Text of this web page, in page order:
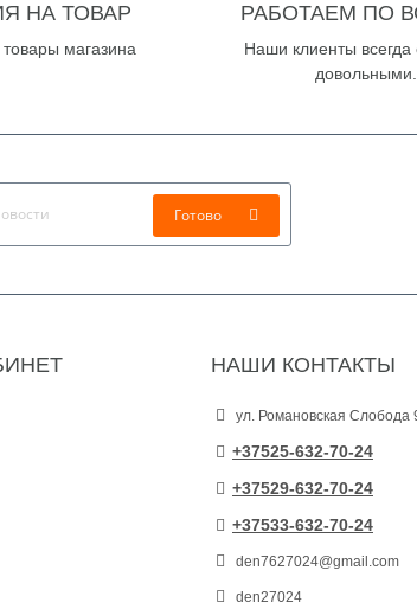
НА ТОВАР
магазина
РАБОТАЕМ ПО
Наши клиенты всегда
довольными.
Готово
НАШИ КОНТАКТЫ
ул. Романовская Слобода
+37525-632-70-24
+37529-632-70-24
+37533-632-70-24
den7627024@gmail.com
den27024